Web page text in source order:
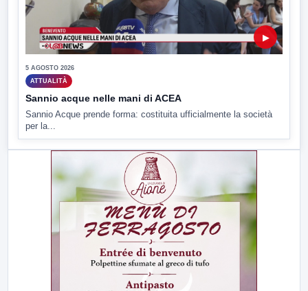
▶
5 AGOSTO 2026
ATTUALITÀ
Sannio acque nelle mani di ACEA
Sannio Acque prende forma: costituita ufficialmente la società
per la...